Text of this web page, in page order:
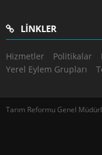
LINKLER
Hizmetler Politikalar
Yerel Eylem Grupları
Tarım Reformu Genel